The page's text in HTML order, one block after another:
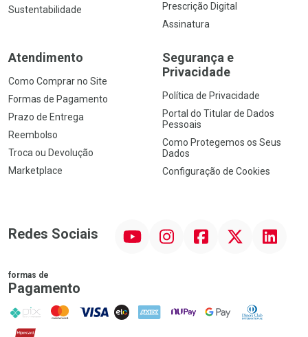
Sustentabilidade
Prescrição Digital
Assinatura
Atendimento
Como Comprar no Site
Formas de Pagamento
Prazo de Entrega
Reembolso
Troca ou Devolução
Marketplace
Segurança e
Privacidade
Política de Privacidade
Portal do Titular de Dados
Pessoais
Como Protegemos os Seus
Dados
Configuração de Cookies
Redes Sociais InstagramFacebookTwitter Linkedin
formas de
Pagamento
PIX MasterCard
VISA ELO AMEX NuPay Google PayDiners Club
Hipercard